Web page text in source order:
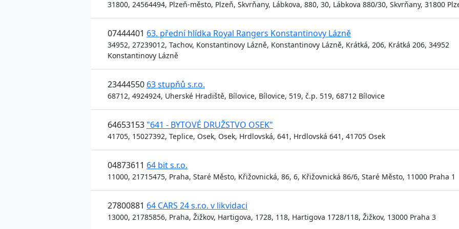
31800, 24564494, Plzeň-město, Plzeň, Skvrňany, Lábkova, 880, 30, Lábkova 880/30, Skvrňany, 31800
07444401 63. přední hlídka Royal Rangers Konstantinovy Lázně
34952, 27239012, Tachov, Konstantinovy Lázně, Konstantinovy Lázně, Krátká, 206, Krátká 206, 34952
Konstantinovy Lázně
23444550 63 stupňů s.r.o.
68712, 4924924, Uherské Hradiště, Bílovice, Bílovice, 519, č.p. 519, 68712 Bílovice
64653153 "641 - BYTOVÉ DRUŽSTVO OSEK"
41705, 15027392, Teplice, Osek, Osek, Hrdlovská, 641, Hrdlovská 641, 41705 Osek
04873611 64 bit s.r.o.
11000, 21715475, Praha, Staré Město, Křižovnická, 86, 6, Křižovnická 86/6, Staré Město, 11000 Praha 1
27800881 64 CARS 24 s.r.o. v likvidaci
13000, 21785856, Praha, Žižkov, Hartigova, 1728, 118, Hartigova 1728/118, Žižkov, 13000 Praha 3